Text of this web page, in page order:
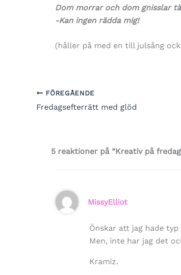
Dom morrar och dom gnisslar
-Kan ingen rädda mig!
(håller på med en till julsång
FÖREGÅENDE
Fredagsefterrätt med glöd
5 reaktioner på ”Kreativ på
MissyElliot
Önskar att jag hade
Men, inte har jag det
Kramiz.